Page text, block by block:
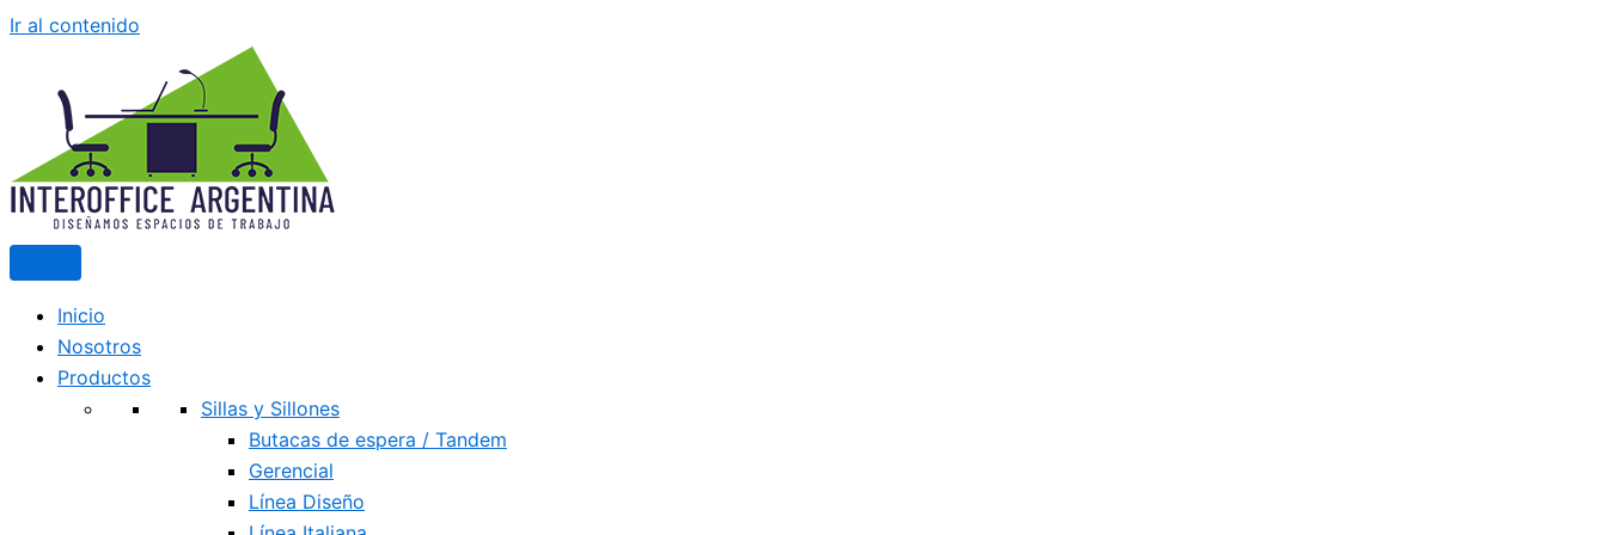
Ir al contenido
Inicio
Nosotros
Productos
Sillas y Sillones
Butacas de espera / Tandem
Gerencial
Línea Diseño